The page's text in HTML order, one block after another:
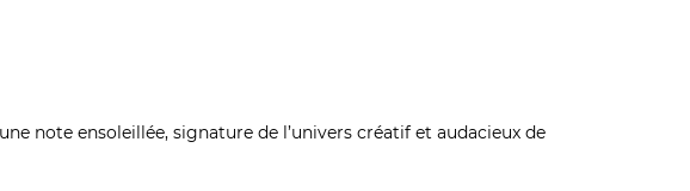
note ensoleillée, signature de l’univers créatif et audacieux de